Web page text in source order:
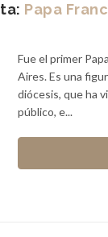
Papa
Fue el primer
Aires. Es una
diócesis, que ha
público, e...